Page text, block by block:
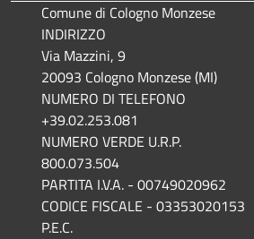
Comune di Cologno Monzese
INDIRIZZO
Via Mazzini, 9
20093 Cologno Monzese (MI)
NUMERO DI TELEFONO
+39.02.253.081
NUMERO VERDE U.R.P.
800.073.504
PARTITA I.V.A. - 00749020962
CODICE FISCALE - 03353020153
P.E.C.